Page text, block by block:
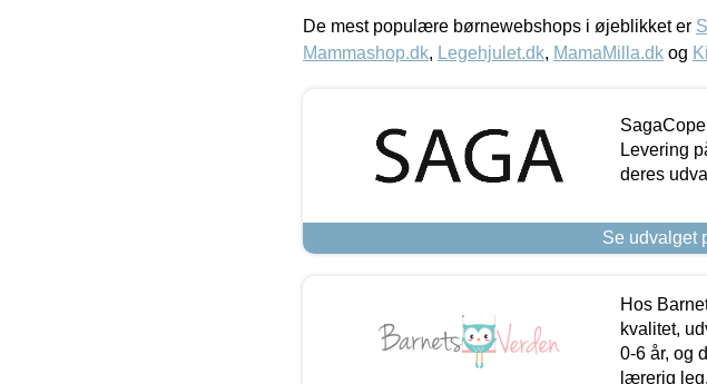
De mest populære børnewebshops i øjeblikket er
Mammashop.dk, Legehjulet.dk, MamaMilla.dk og
Levering
deres
Se udvalget
Hos
kvalitet,
0-6 år, og
lærerig